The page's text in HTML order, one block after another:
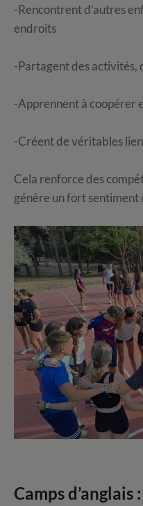
-Rencontrent d’autres
endroits
-Partagent des activités,
-Apprennent à coopérer
-Créent de véritables
Cela renforce des
génère un fort sentiment
Camps